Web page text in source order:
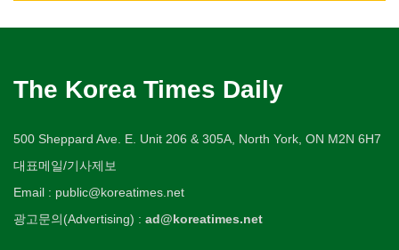
Veterinarian
Ophthalmologist
의사-외과
Surgeon
의사-치과
애완동물용품
양복점
Tailor
Fashion/Boutique
Blanket
웨딩서비스
개인지도-어학/수학
개인지도-서예
Private Lesson-Calligraphy
Private Lesson-Art/Photograph
Private Lesson-Ballet/Dance
개인지도-꽃꽂이
보석감정사
인쇄
장의사
스테이징 홈
전기공사/수리
Electric Work
정원공사/조경
자동차-판매/리스
자동차-견인
Towing
자동차-청소
Auto Cleaning
운동구/스포츠용품
취미/레저
Hobby/Leisure
태권도/무술
Taekwondo/Martial Arts
Spring Water/Water Purifier
Nursing Home
Korean Businessmen's Association
Buddhist Temple
한국일보 본사 및 지국
한국정부기관
Korean Governmental Organization
Shoe Repair
ETC
아파트
The Korea Times Daily
500 Sheppard Ave. E. Unit 206 & 305A, North York, ON M2N 6H7
대표메일/기사제보
Email : public@koreatimes.net
광고문의(Advertising) : ad@koreatimes.net